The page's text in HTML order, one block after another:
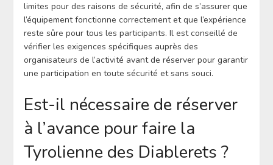
limites pour des raisons de sécurité, afin de s’assurer que
l’équipement fonctionne correctement et que l’expérience
reste sûre pour tous les participants. Il est conseillé de
vérifier les exigences spécifiques auprès des
organisateurs de l’activité avant de réserver pour garantir
une participation en toute sécurité et sans souci.
Est-il nécessaire de réserver
à l’avance pour faire la
Tyrolienne des Diablerets ?